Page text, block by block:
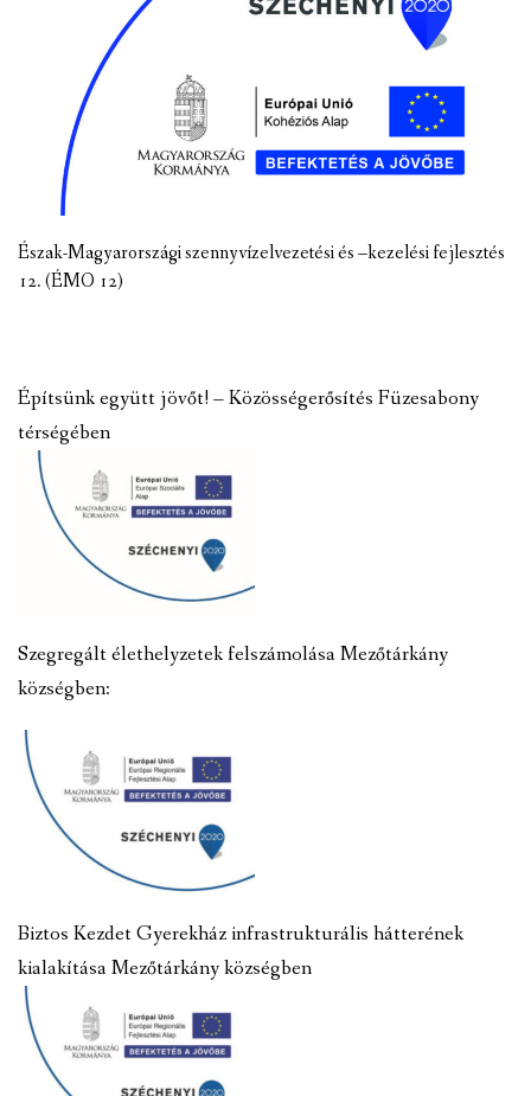
Észak-Magyarországi szennyvízelvezetési és –kezelési fejlesztés
12. (ÉMO 12)
Építsünk együtt jövőt! – Közösségerősítés Füzesabony
térségében
Szegregált élethelyzetek felszámolása Mezőtárkány
községben:
Biztos Kezdet Gyerekház infrastrukturális hátterének
kialakítása Mezőtárkány községben